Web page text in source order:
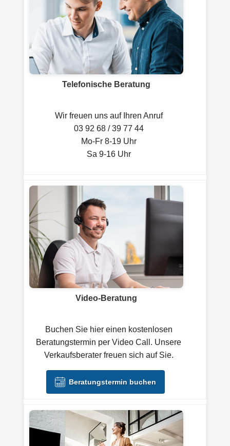
Telefonische Beratung
Wir freuen uns auf Ihren Anruf
03 92 68 / 39 77 44
Mo-Fr 8-19 Uhr
Sa 9-16 Uhr
Video-Beratung
Buchen Sie hier einen kostenlosen
Beratungstermin per Video Call. Unsere
Verkaufsberater freuen sich auf Sie.
Beratungstermin buchen